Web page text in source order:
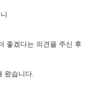
좋겠다는 의견을 주신 후
왔습니다.